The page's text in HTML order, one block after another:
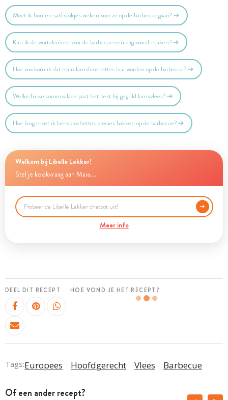
Moet ik houten satéstokjes weken voor ze op de barbecue gaan?
Kan ik de wortelcrème voor de barbecue een dag vooraf maken?
Hoe voorkom ik dat mijn lamsbrochettes taai worden op de barbecue?
Welke frisse zomersalade past het best bij gegrild lamsvlees?
Hoe lang moet ik lamsbrochettes precies bakken op de barbecue?
Welkom bij Libelle Lekker!
Stel je kookvraag aan Maia...
Meer info
DEEL DIT RECEPT HOE VOND JE HET RECEPT?
Tags:Europees Hoofdgerecht Vlees Barbecue
Of een ander recept?